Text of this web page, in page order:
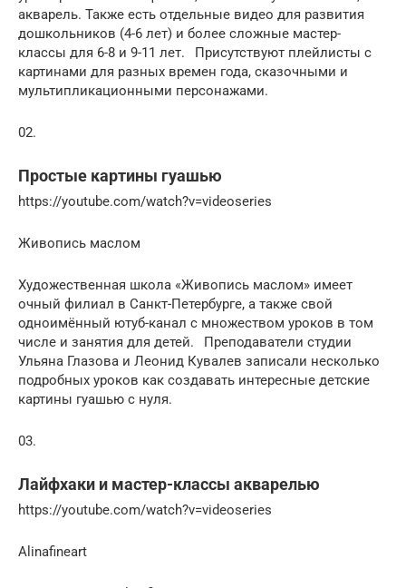
акварель. Также есть отдельные видео для развития
дошкольников (4-6 лет) и более сложные мастер-
классы для 6-8 и 9-11 лет.⠀Присутствуют плейлисты с
картинами для разных времен года, сказочными и
мультипликационными персонажами.
02.
Простые картины гуашью
https://youtube.com/watch?v=videoseries
Живопись маслом
Художественная школа «Живопись маслом» имеет
очный филиал в Санкт-Петербурге, а также свой
одноимённый ютуб-канал с множеством уроков в том
числе и занятия для детей.⠀Преподаватели студии
Ульяна Глазова и Леонид Кувалев записали несколько
подробных уроков как создавать интересные детские
картины гуашью с нуля.
03.
Лайфхаки и мастер-классы акварелью
https://youtube.com/watch?v=videoseries
Alinafineart